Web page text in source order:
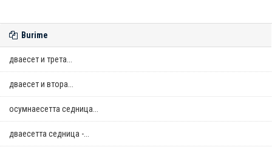
Burime
дваесет и трета...
дваесет и втора...
осумнaесетта седница...
дваесетта седница -...